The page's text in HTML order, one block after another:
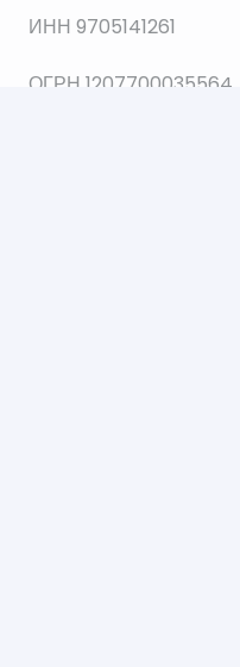
ИНН 9705141261
ОГРН 1207700035564